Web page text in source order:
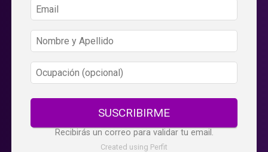
SUSCRIBIRME
Recibirás un correo para validar tu email.
Created using Perfit